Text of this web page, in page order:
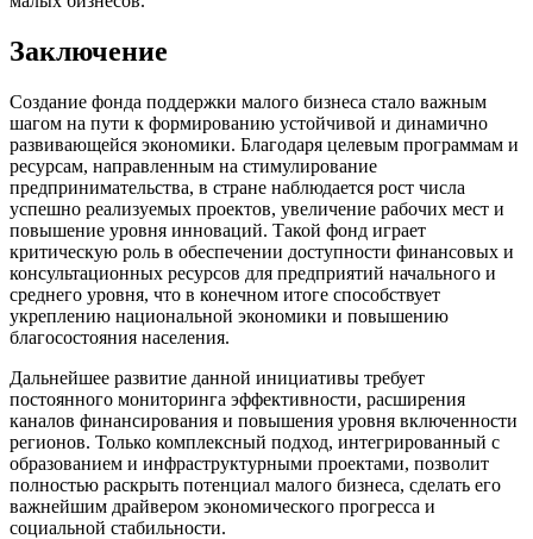
Заключение
Создание фонда поддержки малого бизнеса стало важным
шагом на пути к формированию устойчивой и динамично
развивающейся экономики. Благодаря целевым программам и
ресурсам, направленным на стимулирование
предпринимательства, в стране наблюдается рост числа
успешно реализуемых проектов, увеличение рабочих мест и
повышение уровня инноваций. Такой фонд играет
критическую роль в обеспечении доступности финансовых и
консультационных ресурсов для предприятий начального и
среднего уровня, что в конечном итоге способствует
укреплению национальной экономики и повышению
благосостояния населения.
Дальнейшее развитие данной инициативы требует
постоянного мониторинга эффективности, расширения
каналов финансирования и повышения уровня включенности
регионов. Только комплексный подход, интегрированный с
образованием и инфраструктурными проектами, позволит
полностью раскрыть потенциал малого бизнеса, сделать его
важнейшим драйвером экономического прогресса и
социальной стабильности.